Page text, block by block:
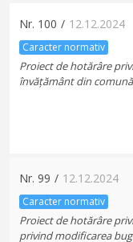
Nr. 100 / 12.12.2024
Caracter normativ
Proiect de hotărâre
învățământ din comună
Nr. 99 / 12.12.2024
Caracter normativ
Proiect de hotărâre
privind modificarea